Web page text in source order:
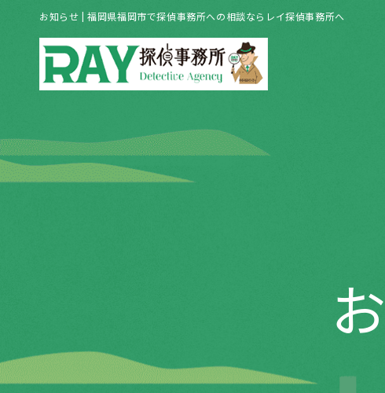
お知らせ | 福岡県福岡市で探偵事務所への相談ならレイ探偵事務所へ